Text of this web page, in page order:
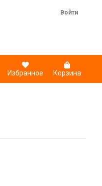
Войти
Избранное Корзина